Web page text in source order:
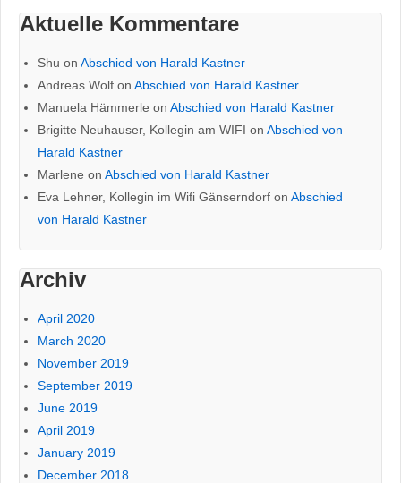
Aktuelle Kommentare
Shu on Abschied von Harald Kastner
Andreas Wolf on Abschied von Harald Kastner
Manuela Hämmerle on Abschied von Harald Kastner
Brigitte Neuhauser, Kollegin am WIFI on Abschied von
Harald Kastner
Marlene on Abschied von Harald Kastner
Eva Lehner, Kollegin im Wifi Gänserndorf on Abschied
von Harald Kastner
Archiv
April 2020
March 2020
November 2019
September 2019
June 2019
April 2019
January 2019
December 2018